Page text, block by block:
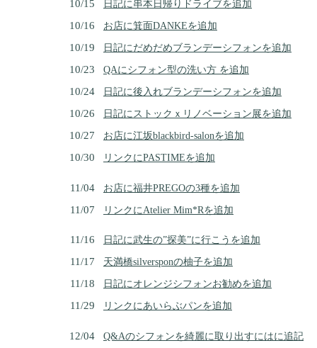
10/15 日記に串本日帰りドライブを追加
10/16 お店に箕面DANKEを追加
10/19 日記にだめだめブランデーシフォンを追加
10/23 QAにシフォン型の洗い方 を追加
10/24 日記に後入れブランデーシフォンを追加
10/26 日記にストックｘリノベーション展を追加
10/27 お店に江坂blackbird-salonを追加
10/30 リンクにPASTIMEを追加
11/04 お店に福井PREGOの3種を追加
11/07 リンクにAtelier Mim*Rを追加
11/16 日記に武生の”探美”に行こうを追加
11/17 天満橋silversponの柚子を追加
11/18 日記にオレンジシフォンお勧めを追加
11/29 リンクにあいらぶパンを追加
12/04 Q&Aのシフォンを綺麗に取り出すにはに追記